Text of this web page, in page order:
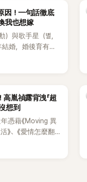
因！一句話徹底
我也想嫁
與歌手星（별，
婚，婚後育有兩
福美滿，也是韓
胤禎露背洩「超
想到
憑藉《Moving 異
》、《愛情怎麼翻
我們》等多部熱門